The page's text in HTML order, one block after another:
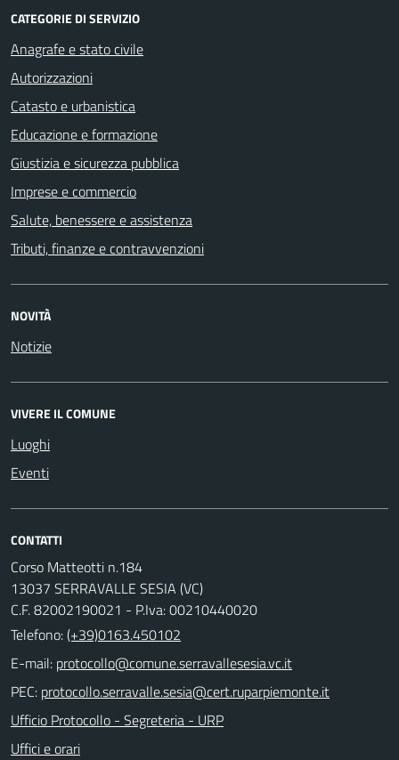
CATEGORIE DI SERVIZIO
Anagrafe e stato civile
Autorizzazioni
Catasto e urbanistica
Educazione e formazione
Giustizia e sicurezza pubblica
Imprese e commercio
Salute, benessere e assistenza
Tributi, finanze e contravvenzioni
NOVITÀ
Notizie
VIVERE IL COMUNE
Luoghi
Eventi
CONTATTI
Corso Matteotti n.184
13037 SERRAVALLE SESIA (VC)
C.F. 82002190021 - P.Iva: 00210440020
Telefono:(+39)0163.450102
E-mail:
PEC:
Ufficio Protocollo - Segreteria - URP
Uffici e orari